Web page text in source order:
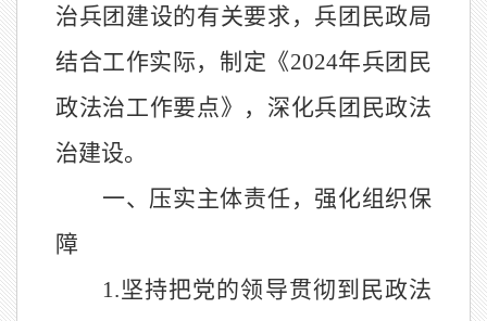
治兵团建设的有关要求，兵团民政局
结合工作实际，制定《2024年兵团民
政法治工作要点》，深化兵团民政法
治建设。
一、压实主体责任，强化组织保
障
1.坚持把党的领导贯彻到民政法